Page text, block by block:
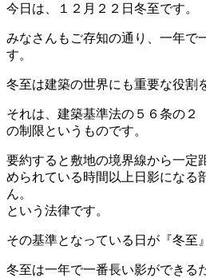
今日は、１２月２２日冬至です。
みなさんもご存知の通り、一年で
す。
冬至は建築の世界にも重要な役割
それは、建築基準法の５６条の
の制限というものです。
要約すると敷地の境界線から一定
められている時間以上日影になる
ん。
という法律です。
その基準となっている日が『冬至
冬至は一年で一番長い影ができる